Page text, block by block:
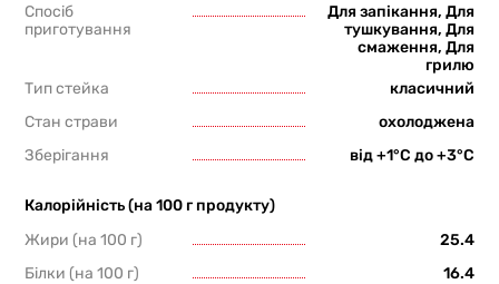
Спосіб
приготування
Для запікання, Для
тушкування, Для
смаження, Для
грилю
Тип стейка
класичний
Стан страви
охолоджена
Зберігання
від +1°С до +3°С
Калорійність (на 100 г продукту)
Жири (на 100 г)
25.4
Білки (на 100 г)
16.4